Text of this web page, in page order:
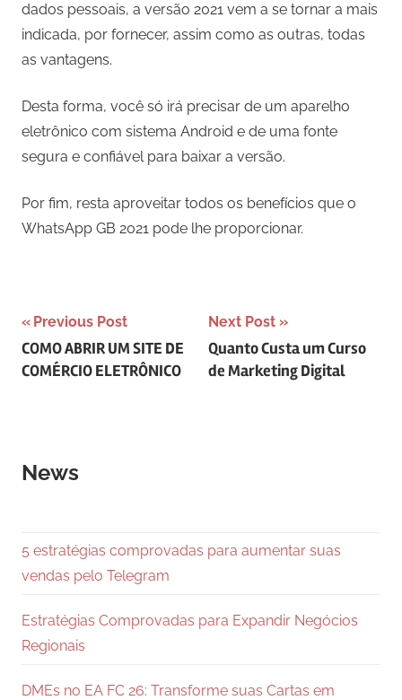
dados pessoais, a versão 2021 vem a se tornar a mais
indicada, por fornecer, assim como as outras, todas
as vantagens.
Desta forma, você só irá precisar de um aparelho
eletrônico com sistema Android e de uma fonte
segura e confiável para baixar a versão.
Por fim, resta aproveitar todos os benefícios que o
WhatsApp GB 2021 pode lhe proporcionar.
Navegação
de
Previous Post
COMO ABRIR UM SITE DE
COMÉRCIO ELETRÔNICO
Next Post
Quanto Custa um Curso
de Marketing Digital
News
5 estratégias comprovadas para aumentar suas
vendas pelo Telegram
Estratégias Comprovadas para Expandir Negócios
Regionais
DMEs no EA FC 26: Transforme suas Cartas em